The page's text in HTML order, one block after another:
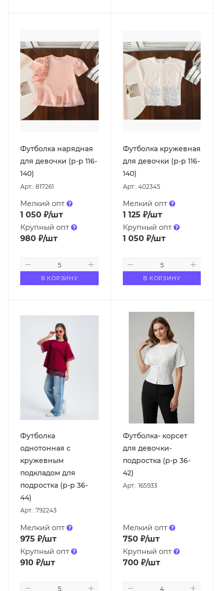
Футболка нарядная
для девочки (р-р 116-
140)
Арт.: 817261
Мелкий опт
1 050 ₽/шт
Крупный опт
980 ₽/шт
В КОРЗИНУ
Футболка кружевная
для девочки (р-р 116-
140)
Арт.: 402345
Мелкий опт
1 125 ₽/шт
Крупный опт
1 050₽/шт
В КОРЗИНУ
Футболка
однотонная с
кружевным
подкладом для
подростка (р-р 36-
44)
Арт.: 792243
Мелкий опт
975 ₽/шт
Крупный опт
910 ₽/шт
Футболка- корсет
для девочки-
подростка (р-р 36-
42)
Арт.: 165933
Мелкий опт
750₽/шт
Крупный опт
700₽/шт